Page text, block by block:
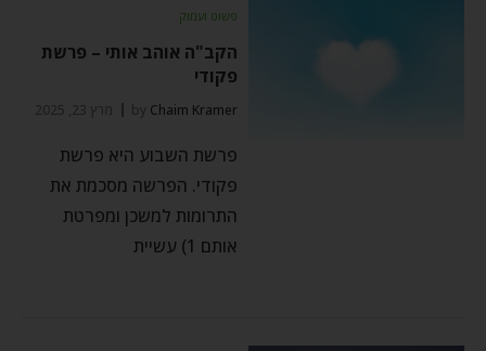
פשוט ועמוק
הקב"ה אוהב אותי – פרשת
פקודי
by Chaim Kramer מרץ 23, 2025
פרשת השבוע היא פרשת
פקודי. הפרשה מסכמת את
התרומות למשכן ומפרטת
אותם 1) עשיית